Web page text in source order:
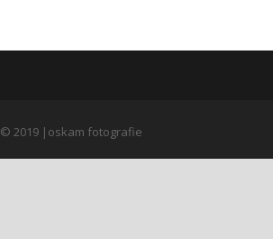
© 2019 |oskam fotografie